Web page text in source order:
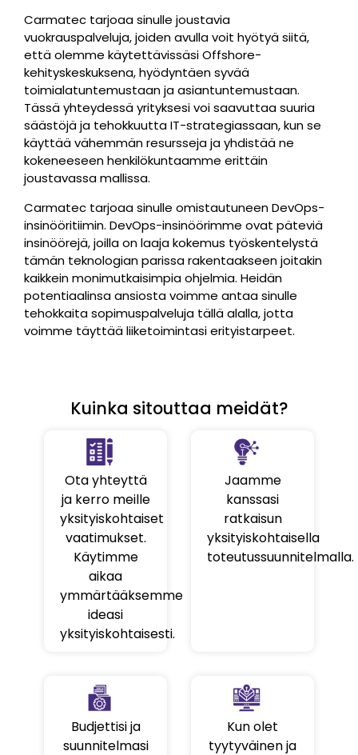
Carmatec tarjoaa sinulle joustavia
vuokrauspalveluja, joiden avulla voit hyötyä siitä,
että olemme käytettävissäsi Offshore-
kehityskeskuksena, hyödyntäen syvää
toimialatuntemustaan ja asiantuntemustaan.
Tässä yhteydessä yrityksesi voi saavuttaa suuria
säästöjä ja tehokkuutta IT-strategiassaan, kun se
käyttää vähemmän resursseja ja yhdistää ne
kokeneeseen henkilökuntaamme erittäin
joustavassa mallissa.
Carmatec tarjoaa sinulle omistautuneen DevOps-
insinööritiimin. DevOps-insinöörimme ovat päteviä
insinöörejä, joilla on laaja kokemus työskentelystä
tämän teknologian parissa rakentaakseen joitakin
kaikkein monimutkaisimpia ohjelmia. Heidän
potentiaalinsa ansiosta voimme antaa sinulle
tehokkaita sopimuspalveluja tällä alalla, jotta
voimme täyttää liiketoimintasi erityistarpeet.
Kuinka sitouttaa meidät?
Ota yhteyttä
ja kerro meille
yksityiskohtaiset
vaatimukset.
Käytimme
aikaa
ymmärtääksemme
ideasi
yksityiskohtaisesti.
Jaamme
kanssasi
ratkaisun
yksityiskohtaisella
toteutussuunnitelmalla.
Budjettisi ja
suunnitelmasi
Kun olet
tyytyväinen ja